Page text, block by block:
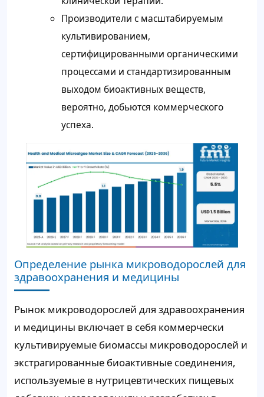
Производители с масштабируемым
культивированием,
сертифицированными органическими
процессами и стандартизированным
выходом биоактивных веществ,
вероятно, добьются коммерческого
успеха.
Определение рынка микроводорослей для
здравоохранения и медицины
Рынок микроводорослей для здравоохранения
и медицины включает в себя коммерчески
культивируемые биомассы микроводорослей и
экстрагированные биоактивные соединения,
используемые в нутрицевтических пищевых